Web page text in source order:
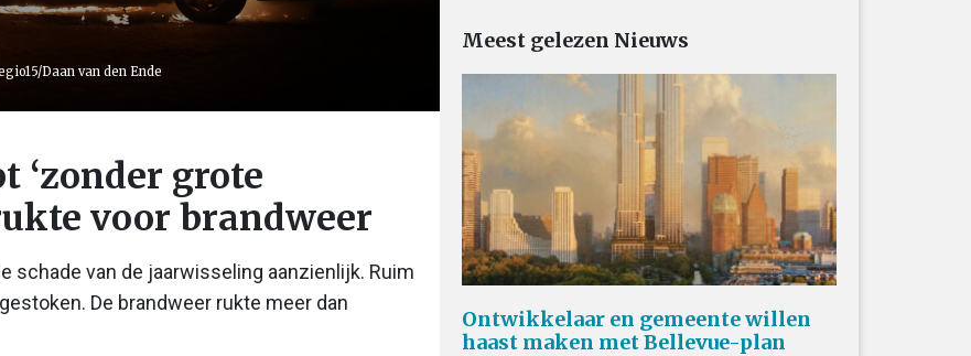
Daan van den Ende
‘zonder grote
voor brandweer
schade van de jaarwisseling aanzienlijk. Ruim
De brandweer rukte meer dan
Meest gelezen Nieuws
Ontwikkelaar en gemeente willen
haast maken met Bellevue-plan